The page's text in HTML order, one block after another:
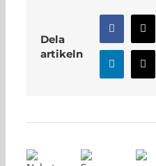
Dela
artikeln
Facebook
X
LinkedInE-
post